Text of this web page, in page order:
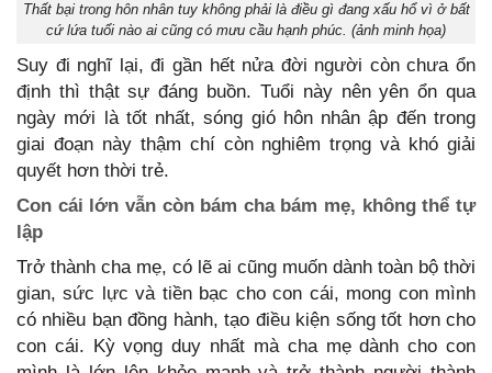
Thất bại trong hôn nhân tuy không phải là điều gì đang xấu hổ vì ở bất
cứ lứa tuổi nào ai cũng có mưu cầu hạnh phúc. (ảnh minh họa)
Suy đi nghĩ lại, đi gần hết nửa đời người còn chưa ổn
định thì thật sự đáng buồn. Tuổi này nên yên ổn qua
ngày mới là tốt nhất, sóng gió hôn nhân ập đến trong
giai đoạn này thậm chí còn nghiêm trọng và khó giải
quyết hơn thời trẻ.
Con cái lớn vẫn còn bám cha bám mẹ, không thể tự
lập
Trở thành cha mẹ, có lẽ ai cũng muốn dành toàn bộ thời
gian, sức lực và tiền bạc cho con cái, mong con mình
có nhiều bạn đồng hành, tạo điều kiện sống tốt hơn cho
con cái. Kỳ vọng duy nhất mà cha mẹ dành cho con